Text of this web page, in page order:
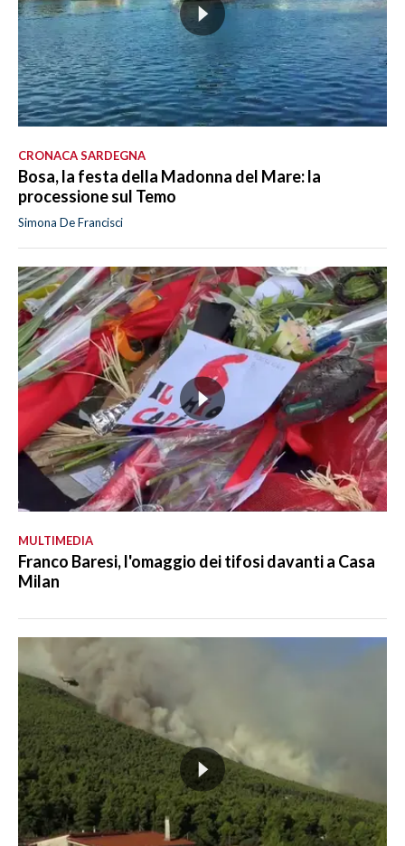
CRONACA SARDEGNA
Bosa, la festa della Madonna del Mare: la
processione sul Temo
Simona De Francisci
MULTIMEDIA
Franco Baresi, l'omaggio dei tifosi davanti a Casa
Milan